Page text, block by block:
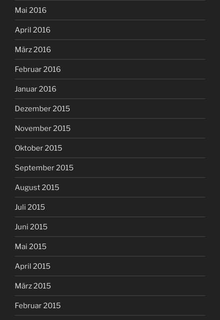
Mai 2016
April 2016
März 2016
Februar 2016
Januar 2016
Dezember 2015
November 2015
Oktober 2015
September 2015
August 2015
Juli 2015
Juni 2015
Mai 2015
April 2015
März 2015
Februar 2015